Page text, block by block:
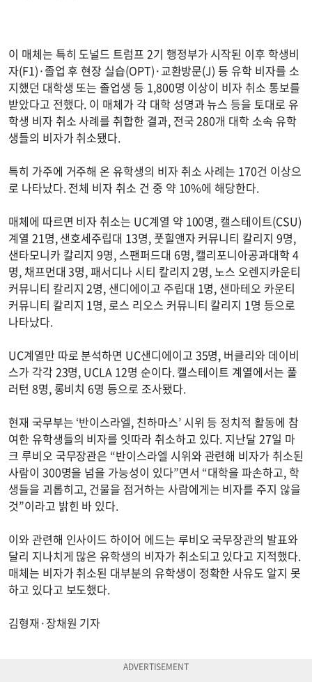
이 매체는 특히 도널드 트럼프 2기 행정부가 시작된 이후 학생비
자(F1)·졸업 후 현장 실습(OPT)·교환방문(J) 등 유학 비자를 소
지했던 대학생 또는 졸업생 등 1,800명 이상이 비자 취소 통보를
받았다고 전했다. 이 매체가 각 대학 성명과 뉴스 등을 토대로 유
학생 비자 취소 사례를 취합한 결과, 전국 280개 대학 소속 유학
생들의 비자가 취소됐다.
특히 가주에 거주해 온 유학생의 비자 취소 사례는 170건 이상으
로 나타났다. 전체 비자 취소 건 중 약 10%에 해당한다.
매체에 따르면 비자 취소는 UC계열 약 100명, 캘스테이트(CSU)
계열 21명, 샌호세주립대 13명, 풋힐앤자 커뮤니티 칼리지 9명,
샌타모니카 칼리지 9명, 스팬퍼드대 6명, 캘리포니아공과대학 4
명, 채프먼대 3명, 패서디나 시티 칼리지 2명, 노스 오렌지카운티
커뮤니티 칼리지 2명, 샌디에이고 주립대 1명, 샌마테오 카운티
커뮤니티 칼리지 1명, 로스 리오스 커뮤니티 칼리지 1명 등으로
나타났다.
UC계열만 따로 분석하면 UC샌디에이고 35명, 버클리와 데이비
스가 각각 23명, UCLA 12명 순이다. 캘스테이트 계열에서는 풀
러턴 8명, 롱비치 6명 등으로 조사됐다.
현재 국무부는 ‘반이스라엘, 친하마스’ 시위 등 정치적 활동에 참
여한 유학생들의 비자를 잇따라 취소하고 있다. 지난달 27일 마
크 루비오 국무장관은 “반이스라엘 시위와 관련해 비자가 취소된
사람이 300명을 넘을 가능성이 있다”면서 “대학을 파손하고, 학
생들을 괴롭히고, 건물을 점거하는 사람에게는 비자를 주지 않을
것”이라고 밝힌 바 있다.
이와 관련해 인사이드 하이어 에드는 루비오 국무장관의 발표와
달리 지나치게 많은 유학생의 비자가 취소되고 있다고 지적했다.
매체는 비자가 취소된 대부분의 유학생이 정확한 사유도 알지 못
하고 있다고 보도했다.
김형재·장채원 기자